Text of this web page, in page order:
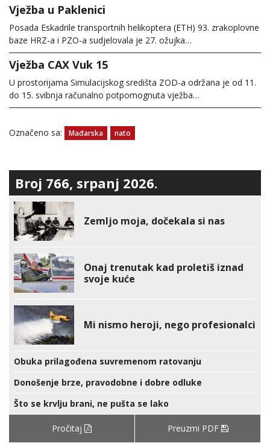
Vježba u Paklenici
Posada Eskadrile transportnih helikoptera (ETH) 93. zrakoplovne
baze HRZ-a i PZO-a sudjelovala je 27. ožujka…
Vježba CAX Vuk 15
U prostorijama Simulacijskog središta ZOD-a održana je od 11.
do 15. svibnja računalno potpomognuta vježba…
Označeno sa: Mađarska nato
Broj 766, srpanj 2026.
Zemljo moja, dočekala si nas
Onaj trenutak kad proletiš iznad
svoje kuće
Mi nismo heroji, nego profesionalci
Obuka prilagođena suvremenom ratovanju
Donošenje brze, pravodobne i dobre odluke
Što se krvlju brani, ne pušta se lako
Pročitaj Preuzmi PDF